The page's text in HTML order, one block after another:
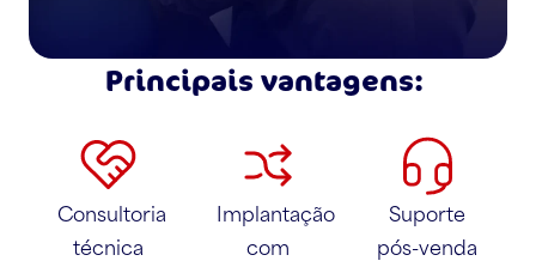
Principais vantagens:
Consultoria
técnica
Implantação
com
Suporte
pós-venda